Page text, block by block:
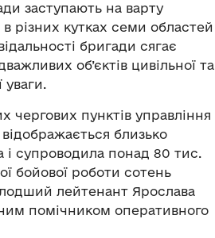
заступають на варту
в різних кутках семи областей
бригади сягає
об’єктів цивільної та
уваги.
пунктів управління
близько
і супроводила понад 80 тис.
бойової роботи сотень
лейтенант Ярослава
помічником оперативного